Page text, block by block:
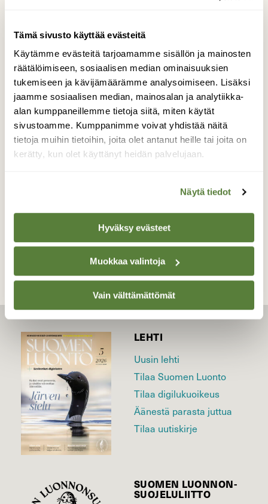
Tämä sivusto käyttää evästeitä
Käytämme evästeitä tarjoamamme sisällön ja mainosten
räätälöimiseen, sosiaalisen median ominaisuuksien
tukemiseen ja kävijämäärämme analysoimiseen. Lisäksi
jaamme sosiaalisen median, mainosalan ja analytiikka-
alan kumppaneillemme tietoja siitä, miten käytät
sivustoamme. Kumppanimme voivat yhdistää näitä
tietoja muihin tietoihin, joita olet antanut heille tai joita on
kerätty, kun olet käyttänyt heidän palvelujaan.
Näytä tiedot
Hyväksy evästeet
Muokkaa valintoja
Vain välttämättömät
Isolepinkäinen
Isolepinkäinen mukavassa kevätsäässä
8.5.2020
Valokuvaaja: Liisa Niiva-Korpela, Lappeenranta
TAKAISIN LISTAAN
LEHTI
Uusin lehti
Tilaa Suomen Luonto
Tilaa digilukuoikeus
Äänestä parasta juttua
Tilaa uutiskirje
SUOMEN LUONNON­
SUOJELU­LIITTO